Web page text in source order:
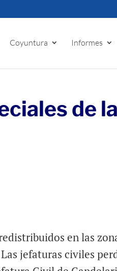
Coyuntura Informes
de
en las
jefaturas civiles